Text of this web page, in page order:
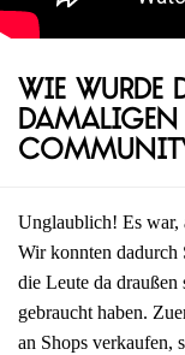
Wie wurde
damaligen
Unglaublich! Es war,
Wir konnten dadurch
die Leute da draußen
gebraucht haben.
an Shops verkaufen,